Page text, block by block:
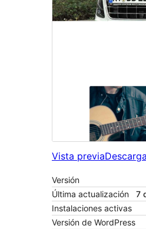
Vista previa
Versión
Última actualización
7
Instalaciones activas
Versión de WordPress